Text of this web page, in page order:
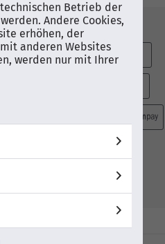
Betrieb der
Andere Cookies,
erhöhen, der
anderen Websites
werden nur mit Ihrer
ZAHLUNG